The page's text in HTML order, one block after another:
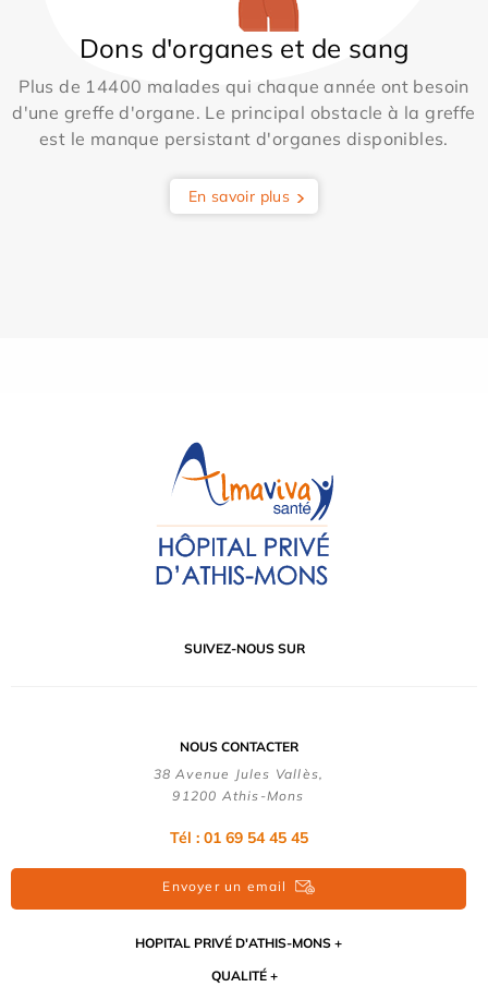
Dons d'organes et de sang
Plus de 14400 malades qui chaque année ont besoin
d'une greffe d'organe. Le principal obstacle à la greffe
est le manque persistant d'organes disponibles.
En savoir plus
SUIVEZ-NOUS SUR
NOUS CONTACTER
38 Avenue Jules Vallès,
91200 Athis-Mons
Tél : 01 69 54 45 45
Envoyer un email
HOPITAL PRIVÉ D'ATHIS-MONS
QUALITÉ